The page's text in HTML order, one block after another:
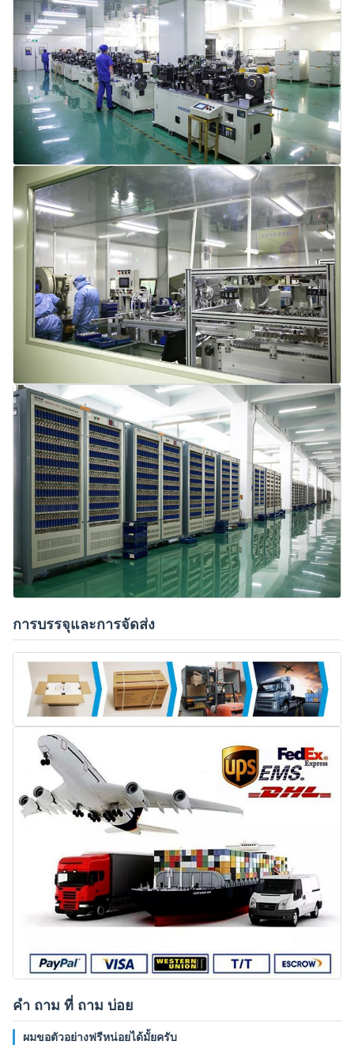
การบรรจุและการจัดส่ง
คํา ถาม ที่ ถาม บ่อย
ผมขอตัวอย่างฟรีหน่อยได้มั้ยครับ